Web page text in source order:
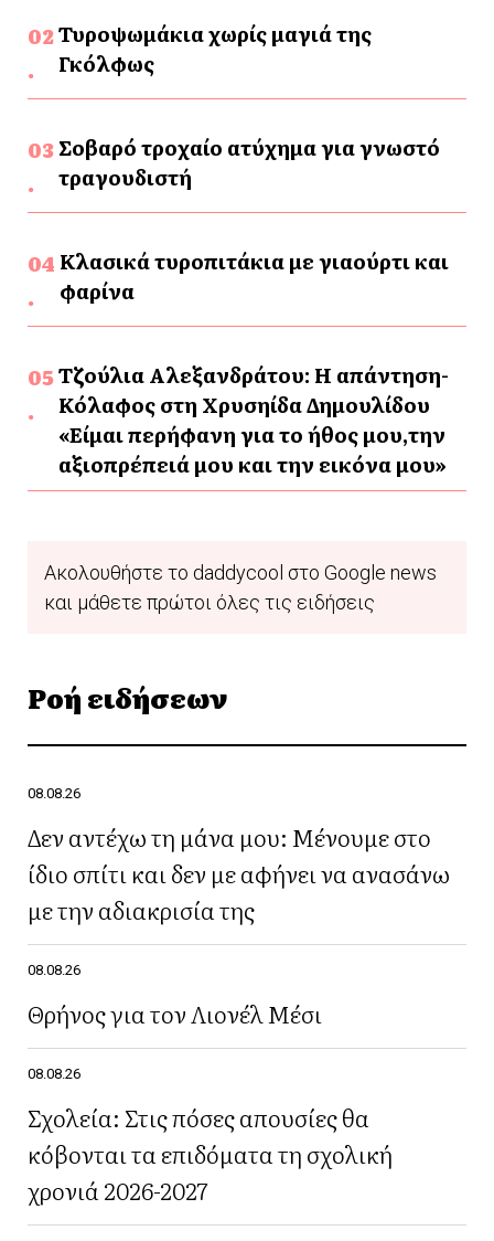
Τυροψωμάκια χωρίς μαγιά της
Γκόλφως
Σοβαρό τροχαίο ατύχημα για γνωστό
τραγουδιστή
Κλασικά τυροπιτάκια με γιαούρτι και
φαρίνα
Τζούλια Αλεξανδράτου: Η απάντηση-
Κόλαφος στη Χρυσηίδα Δημουλίδου
«Είμαι περήφανη για το ήθος μου,την
αξιοπρέπειά μου και την εικόνα μου»
Ακολουθήστε το daddycool στο Google news
και μάθετε πρώτοι όλες τις ειδήσεις
Ροή ειδήσεων
08.08.26
Δεν αντέχω τη μάνα μου: Μένουμε στο
ίδιο σπίτι και δεν με αφήνει να ανασάνω
με την αδιακρισία της
08.08.26
Θρήνος για τον Λιονέλ Μέσι
08.08.26
Σχολεία: Στις πόσες απουσίες θα
κόβονται τα επιδόματα τη σχολική
χρονιά 2026-2027